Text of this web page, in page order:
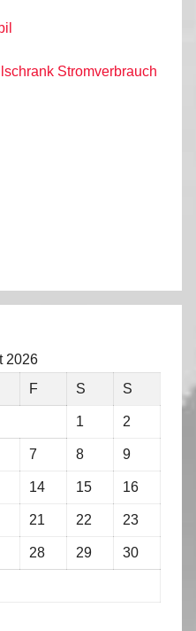
Stromverbrauch
2026
F S S
1 2
7 8 9
14 15 16
21 22 23
28 29 30